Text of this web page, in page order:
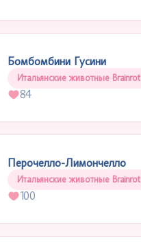
Бомбомбини Гусини
Итальянские животные Brainrot
84
Перочелло-Лимончелло
Итальянские животные Brainrot
100